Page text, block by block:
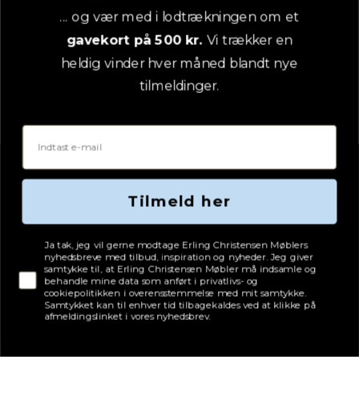
Adresse
Erling Christensen Møbler A/S
Hørmestedvej 342
9870 Sindal
CVR: 75082517
... og vær med i lodtrækningen om et
gavekort på 500 kr. Vi trækker en
heldig vinder hver måned blandt nye
tilmeldinger.
Email
Tilmeld her
Tjekboks samtykke
Ja tak, jeg vil gerne modtage Erling Christensen Møblers
nyhedsbreve med tilbud, inspiration og nyheder. Jeg giver
samtykke til, at Erling Christensen Møbler må indsamle og
behandle mine data som anført i privatlivs- og
cookiepolitikken i overensstemmelse med mit samtykke.
Samtykket kan til enhver tid tilbagekaldes ved at klikke på
afmeldingslinket i vores nyhedsbrev.